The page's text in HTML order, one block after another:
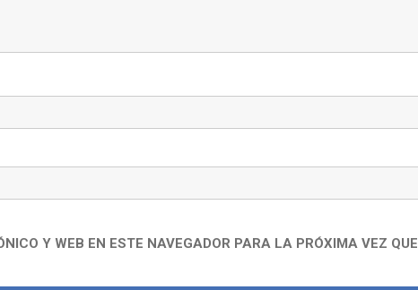
Y WEB EN ESTE NAVEGADOR PARA LA PRÓXIMA VEZ QUE